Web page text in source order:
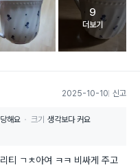
등록 개수
고객 리뷰
9
더보기
2025-10-10 신고
해요 크기 생각보다 커요
티 ㄱㅊ아여 ㅋㅋ 비싸게 주고